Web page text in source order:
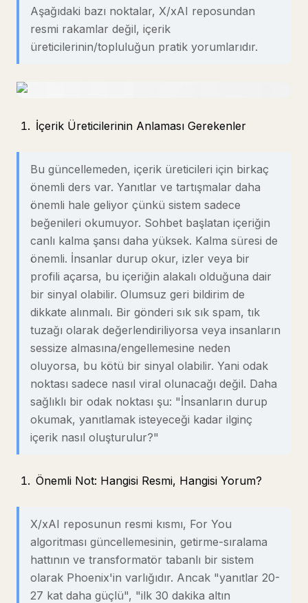
Aşağıdaki bazı noktalar, X/xAI reposundan
resmi rakamlar değil, içerik
üreticilerinin/topluluğun pratik yorumlarıdır.
İçerik Üreticilerinin Anlaması Gerekenler
Bu güncellemeden, içerik üreticileri için birkaç
önemli ders var. Yanıtlar ve tartışmalar daha
önemli hale geliyor çünkü sistem sadece
beğenileri okumuyor. Sohbet başlatan içeriğin
canlı kalma şansı daha yüksek. Kalma süresi de
önemli. İnsanlar durup okur, izler veya bir
profili açarsa, bu içeriğin alakalı olduğuna dair
bir sinyal olabilir. Olumsuz geri bildirim de
dikkate alınmalı. Bir gönderi sık sık spam, tık
tuzağı olarak değerlendiriliyorsa veya insanların
sessize almasına/engellemesine neden
oluyorsa, bu kötü bir sinyal olabilir. Yani odak
noktası sadece nasıl viral olunacağı değil. Daha
sağlıklı bir odak noktası şu: "İnsanların durup
okumak, yanıtlamak isteyeceği kadar ilginç
içerik nasıl oluşturulur?"
Önemli Not: Hangisi Resmi, Hangisi Yorum?
X/xAI reposunun resmi kısmı, For You
algoritması güncellemesinin, getirme-sıralama
hattının ve transformatör tabanlı bir sistem
olarak Phoenix'in varlığıdır. Ancak "yanıtlar 20-
27 kat daha güçlü", "ilk 30 dakika altın